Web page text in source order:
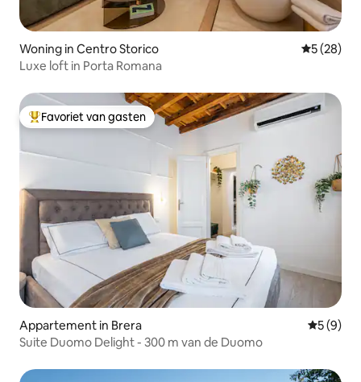
Woning in Centro Storico
5 (28)
Luxe loft in Porta Romana
Topfavoriet van gasten
Favoriet van gasten
Appartement in Brera
5 (9)
Suite Duomo Delight - 300 m van de Duomo